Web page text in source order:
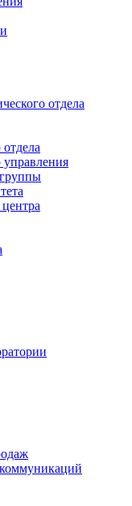
отдела
управления